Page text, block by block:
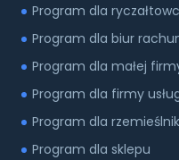
Program dla
Program dla biur
Program dla małej
Program dla firmy
Program dla
Program dla sklepu